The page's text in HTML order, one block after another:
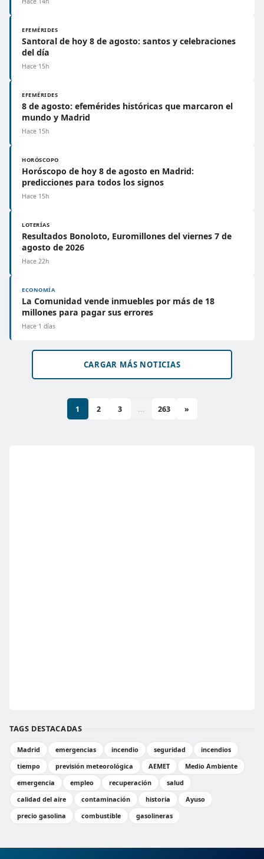
EFEMÉRIDES
Santoral de hoy 8 de agosto: santos y celebraciones
del día
Hace 15h
EFEMÉRIDES
8 de agosto: efemérides históricas que marcaron el
mundo y Madrid
Hace 15h
HORÓSCOPO
Horóscopo de hoy 8 de agosto en Madrid:
predicciones para todos los signos
Hace 15h
LOTERÍAS
Resultados Bonoloto, Euromillones del viernes 7 de
agosto de 2026
Hace 22h
ECONOMÍA
La Comunidad vende inmuebles por más de 18
millones para pagar sus errores
Hace 1 días
CARGAR MÁS NOTICIAS
1 2 3 ... 263 »
TAGS DESTACADAS
Madrid emergencias incendio seguridad
incendios
tiempo
previsión meteorológica AEMET
Medio Ambiente
emergencia
empleo recuperación
salud
calidad del aire
contaminación historia
Ayuso
precio gasolina
combustible gasolineras